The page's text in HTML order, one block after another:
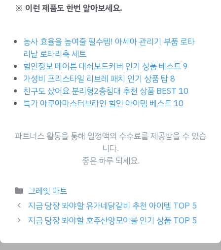
※ 이런 제품도 한번 알아보세요.
농사 효율을 높여줄 필수템! 아세아 관리기 부품 로타
리날 로타리축 세트
할인정보 메이튼 대쉬보드커버 인기 상품 베스트 9
가성비 프리스타일 리브레 패치 인기 상품 탑 8
친구도 샀어요 분리형2층침대 추천 상품 BEST 10
특가 아쿠아마스터브라인 할인 아이템 베스트 10
파트너스 활동을 통해 일정액의 수수료를 제공받을 수 있습
니다.
좋은 하루 되세요.
Categories
그레잇 마트
지금 당장 봐야할 유가네닭갈비 추천 아이템 TOP 5
지금 당장 봐야할 호주산양모이불 인기 상품 TOP 5